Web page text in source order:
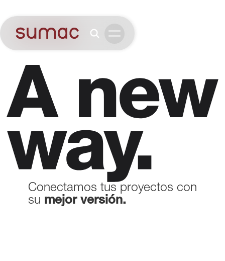
Conectamos tus proyectos con
su mejor versión.